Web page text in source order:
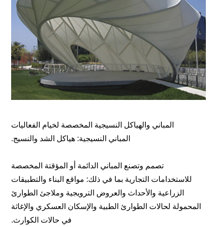
المباني والهياكل النسيجية المخصصة لخيام الفعاليات
المباني النسيجية: هياكل الشد والنسيج.
تصمم وتصنع المباني الدائمة أو المؤقتة المخصصة
للاستخدامات التجارية بما في ذلك: مواقع البناء والتطبيقات
الزراعية والأحداث والعروض الترويجية وملاجئ الطوارئ
المحمولة لحالات الطوارئ الطبية والإسكان العسكري والإغاثة
في حالات الكوارث.